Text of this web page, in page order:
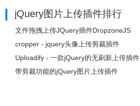
jQuery图片上传插件排行
文件拖拽上传JQuery插件DropzoneJS
cropper - jquery头像上传剪裁插件
Uploadify - 一款jQuery的无刷新上传插件
带剪裁功能的jQuery图片上传插件